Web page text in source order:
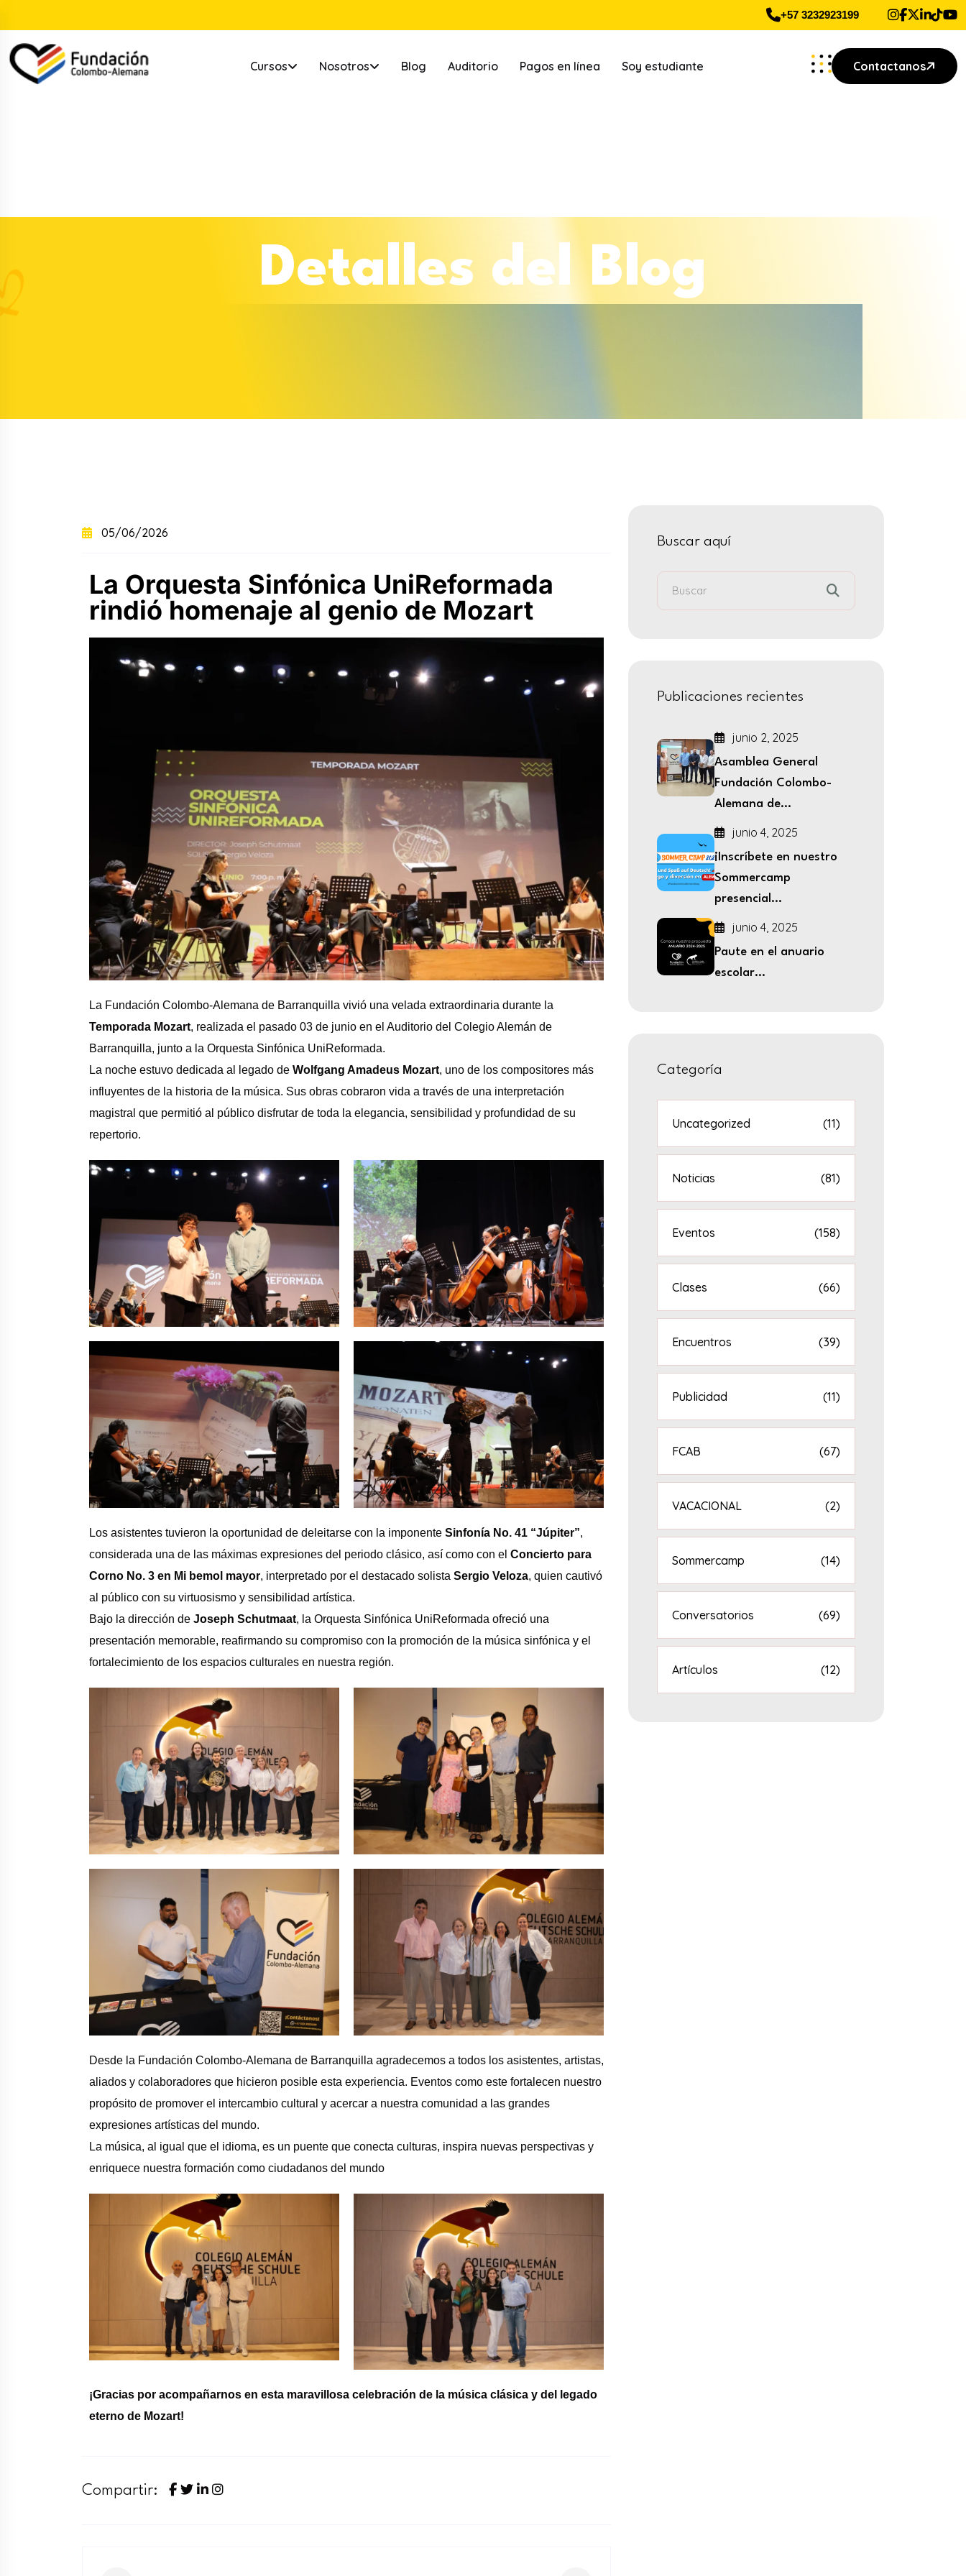
+57 3232923199
Cursos Nosotros Blog Auditorio Pagos en línea Soy estudiante Contactanos
+ Curso semintensivo
Detalles del Blog
05/06/2026
La Orquesta Sinfónica UniReformada
rindió homenaje al genio de Mozart
La Fundación Colombo-Alemana de Barranquilla vivió una velada extraordinaria durante la
Temporada Mozart, realizada el pasado 03 de junio en el Auditorio del Colegio Alemán de
Barranquilla, junto a la Orquesta Sinfónica UniReformada.
La noche estuvo dedicada al legado de Wolfgang Amadeus Mozart, uno de los compositores más
influyentes de la historia de la música. Sus obras cobraron vida a través de una interpretación
magistral que permitió al público disfrutar de toda la elegancia, sensibilidad y profundidad de su
repertorio.
Los asistentes tuvieron la oportunidad de deleitarse con la imponente Sinfonía No. 41 “Júpiter”,
considerada una de las máximas expresiones del periodo clásico, así como con el Concierto para
Corno No. 3 en Mi bemol mayor, interpretado por el destacado solista Sergio Veloza, quien cautivó
al público con su virtuosismo y sensibilidad artística.
Bajo la dirección de Joseph Schutmaat, la Orquesta Sinfónica UniReformada ofreció una
presentación memorable, reafirmando su compromiso con la promoción de la música sinfónica y el
fortalecimiento de los espacios culturales en nuestra región.
Desde la Fundación Colombo-Alemana de Barranquilla agradecemos a todos los asistentes, artistas,
aliados y colaboradores que hicieron posible esta experiencia. Eventos como este fortalecen nuestro
propósito de promover el intercambio cultural y acercar a nuestra comunidad a las grandes
expresiones artísticas del mundo.
La música, al igual que el idioma, es un puente que conecta culturas, inspira nuevas perspectivas y
enriquece nuestra formación como ciudadanos del mundo
¡Gracias por acompañarnos en esta maravillosa celebración de la música clásica y del legado
eterno de Mozart!
Compartir:
Buscar aquí
Publicaciones recientes
junio 2, 2025
Asamblea General
Fundación Colombo-
Alemana de...
junio 4, 2025
¡Inscríbete en nuestro
Sommercamp
presencial...
junio 4, 2025
Paute en el anuario
escolar...
Categoría
Uncategorized (11)
Noticias (81)
Eventos (158)
Clases (66)
Encuentros (39)
Publicidad (11)
FCAB (67)
VACACIONAL (2)
Sommercamp (14)
Conversatorios (69)
Artículos (12)